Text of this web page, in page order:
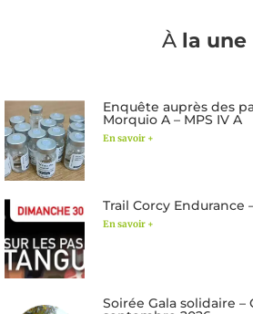
À la une
Enquête auprès des
Morquio A – MPS IV A
En savoir +
Trail Corcy Endurance
En savoir +
Soirée Gala solidaire –